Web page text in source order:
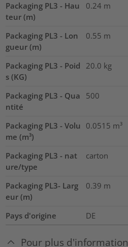
Packaging PL3 - Hau
teur (m)
0.24 m
Packaging PL3 - Lon
gueur (m)
0.55 m
Packaging PL3 - Poid
s (KG)
20.0 kg
Packaging PL3 - Qua
ntité
500
Packaging PL3 - Volu
me (m³)
0.0515 m³
Packaging PL3 - nat
ure/type
carton
Packaging PL3- Larg
eur (m)
0.39 m
Pays d'origine DE
Pour plus d'information